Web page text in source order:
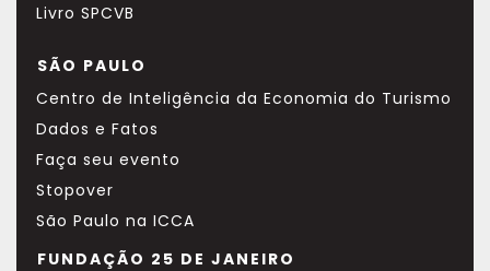
Livro SPCVB
SÃO PAULO
Centro de Inteligência da Economia do Turismo
Dados e Fatos
Faça seu evento
Stopover
São Paulo na ICCA
FUNDAÇÃO 25 DE JANEIRO